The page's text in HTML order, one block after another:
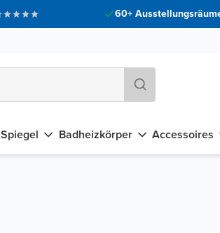
60+
Spiegel Badheizkörper Accessoires